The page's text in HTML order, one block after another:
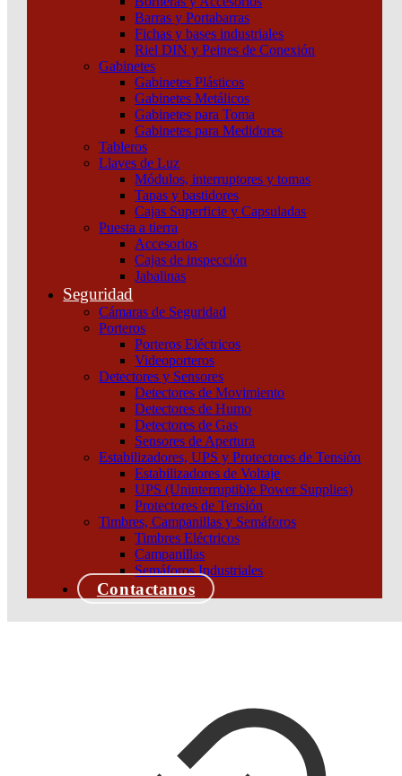
Barras y Portabarras
Fichas y bases industriales
Riel DIN y Peines de Conexión
Gabinetes
Gabinetes Plásticos
Gabinetes Metálicos
Gabinetes para Toma
Gabinetes para Medidores
Tableros
Llaves de Luz
Módulos, interruptores y tomas
Tapas y bastidores
Cajas Superficie y Capsuladas
Puesta a tierra
Accesorios
Cajas de inspección
Jabalinas
Seguridad
Cámaras de Seguridad
Porteros
Porteros Eléctricos
Videoporteros
Detectores y Sensores
Detectores de Movimiento
Detectores de Humo
Detectores de Gas
Sensores de Apertura
Estabilizadores, UPS y Protectores de Tensión
Estabilizadores de Voltaje
UPS (Uninterruptible Power Supplies)
Protectores de Tensión
Timbres, Campanillas y Semáforos
Timbres Eléctricos
Campanillas
Semáforos Industriales
Contactanos
Caja plástica mural 12 polos puerta color fumé Schneider
Añadir al carrito